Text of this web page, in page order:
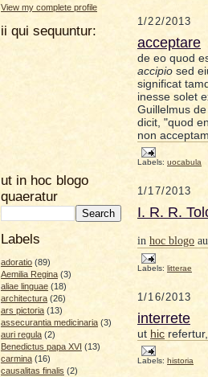
View my complete profile
ii qui sequuntur:
ut in hoc blogo
quaeratur
Labels
adoratio (89)
Aemilia Regina (3)
aliae linguae (18)
architectura (26)
ars pictoria (13)
assecurantia medicinaria (3)
auri regula (2)
Benedictus papa XVI (13)
carmina (16)
causalitas finalis (2)
1/22/2013
acceptare
de eo quod
accipio sed
significat
inesse solet
Guillelmus
dicit, "quod
non
Labels: uocabula
1/17/2013
I. R. R.
in hoc blogo
Labels: litterae
1/16/2013
interrete
ut hic
Labels: historia